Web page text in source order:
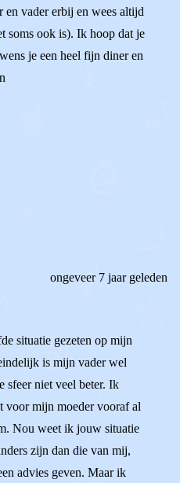
en vader erbij en wees altijd
soms ook is). Ik hoop dat je
je een heel fijn diner en
ongeveer 7 jaar geleden
situatie gezeten op mijn
is mijn vader wel
sfeer niet veel beter. Ik
voor mijn moeder vooraf al
Nou weet ik jouw situatie
zijn dan die van mij,
advies geven. Maar ik